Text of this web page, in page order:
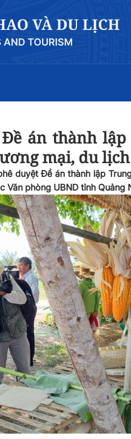
án thành
mại, du lịch
duyệt Đề án thành lập
Văn phòng UBND tỉnh Quảng